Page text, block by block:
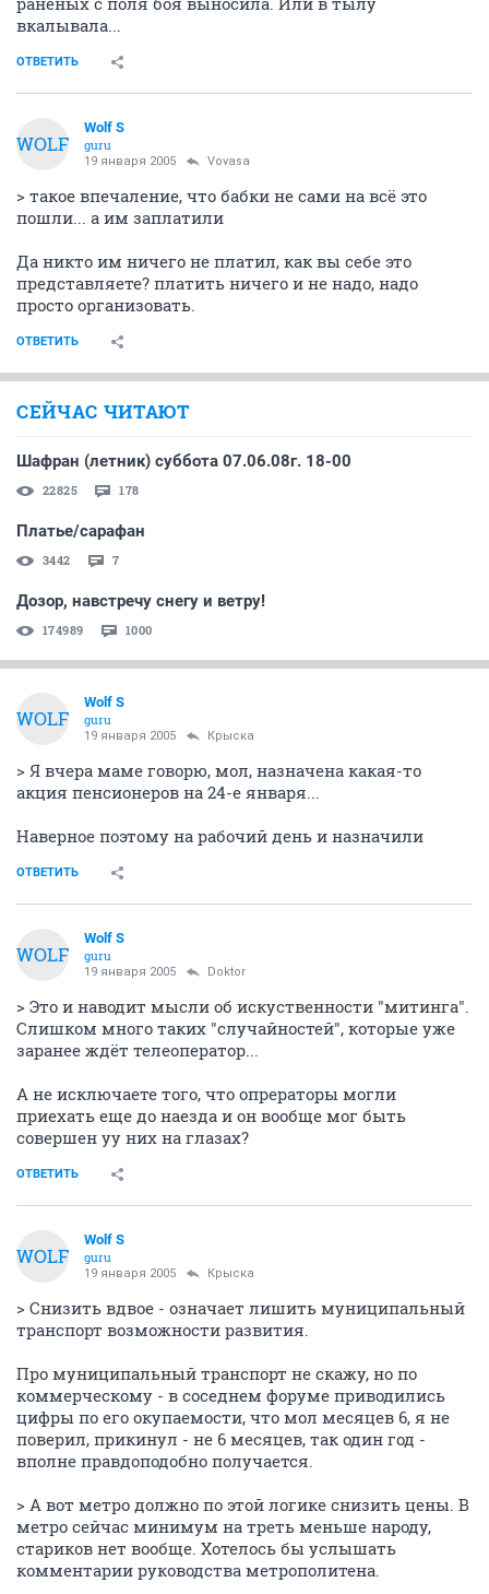
вкалывала...
ОТВЕТИТЬ
WOLF
Wolf S
guru
19 января 2005 Vovasa
> такое впечаление, что бабки не сами на всё это
пошли... а им заплатили
Да никто им ничего не платил, как вы себе это
представляете? платить ничего и не надо, надо
просто организовать.
ОТВЕТИТЬ
СЕЙЧАС ЧИТАЮТ
Шафран (летник) суббота 07.06.08г. 18-00
22825 178
Платье/сарафан
3442 7
Дозор, навстречу снегу и ветру!
174989 1000
WOLF
Wolf S
guru
19 января 2005 Крыска
> Я вчера маме говорю, мол, назначена какая-то
акция пенсионеров на 24-е января...
Наверное поэтому на рабочий день и назначили
ОТВЕТИТЬ
WOLF
Wolf S
guru
19 января 2005 Doktor
> Это и наводит мысли об искуственности "митинга".
Слишком много таких "случайностей", которые уже
заранее ждёт телеоператор...
А не исключаете того, что опрераторы могли
приехать еще до наезда и он вообще мог быть
совершен уу них на глазах?
ОТВЕТИТЬ
WOLF
Wolf S
guru
19 января 2005 Крыска
> Снизить вдвое - означает лишить муниципальный
транспорт возможности развития.
Про муниципальный транспорт не скажу, но по
коммерческому - в соседнем форуме приводились
цифры по его окупаемости, что мол месяцев 6, я не
поверил, прикинул - не 6 месяцев, так один год -
вполне правдоподобно получается.
> А вот метро должно по этой логике снизить цены. В
метро сейчас минимум на треть меньше народу,
стариков нет вообще. Хотелось бы услышать
комментарии руководства метрополитена.